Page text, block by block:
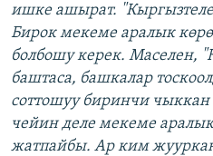
ишке ашырат.
Бирок мекеме аралык көрө
болбошу керек. Маселен,
баштаса, башкалар
соттошуу биринчи
чейин деле мекеме
жатпайбы. Ар ким